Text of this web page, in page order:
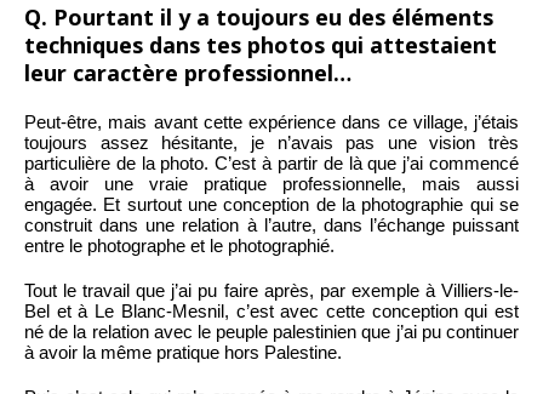
Q. Pourtant il y a toujours eu des éléments
techniques dans tes photos qui attestaient
leur caractère professionnel…
Peut-être, mais avant cette expérience dans ce village, j’étais
toujours assez hésitante, je n’avais pas une vision très
particulière de la photo. C’est à partir de là que j’ai commencé
à avoir une vraie pratique professionnelle, mais aussi
engagée. Et surtout une conception de la photographie qui se
construit dans une relation à l’autre, dans l’échange puissant
entre le photographe et le photographié.
Tout le travail que j’ai pu faire après, par exemple à Villiers-le-
Bel et à Le Blanc-Mesnil, c’est avec cette conception qui est
né de la relation avec le peuple palestinien que j’ai pu continuer
à avoir la même pratique hors Palestine.